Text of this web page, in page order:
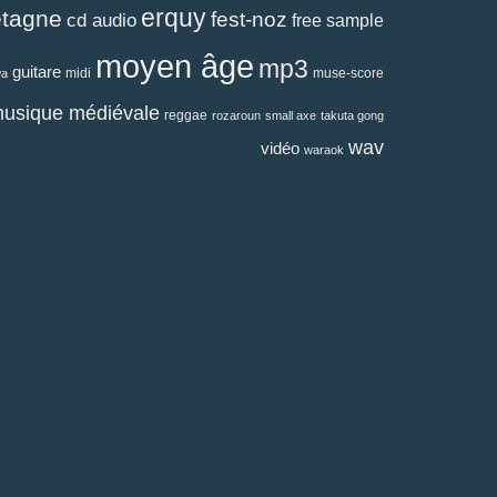
cd audio erquyfest-noz free sample
guitare midi moyen âge mp3 muse-score
médiévale reggae rozaroun small axe takuta gong
vidéo waraok wav